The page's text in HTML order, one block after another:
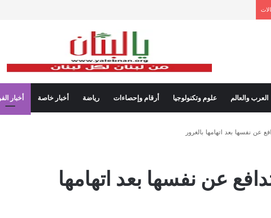
العرب والعالم علوم وتكنولوجيا أرقام وإحصاءات رياضة أخبار خاصة أخبار
عن نفسها بعد اتهامها بالغرور
عن نفسها بعد اتهامها